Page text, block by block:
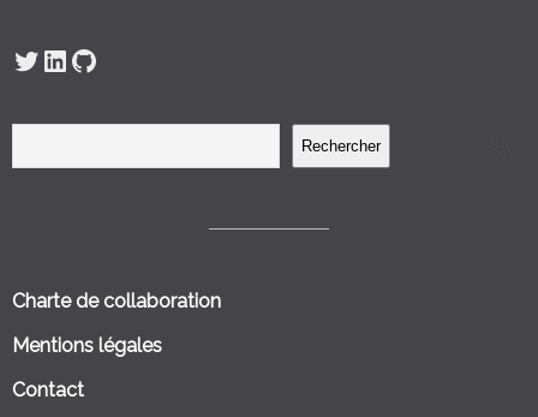
Twitter
LinkedIn
GitHub
Rechercher
Charte de collaboration
Mentions légales
Contact